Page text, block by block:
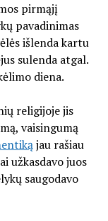
pirmąjį
pavadinimas
išlenda kartu
sulenda atgal.
diena.
religijoje jis
vaisingumą
jau rašiau
užkasdavo juos
saugodavo